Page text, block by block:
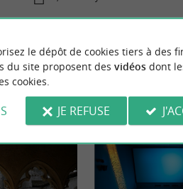
PALAIS-
le dépôt de cookies tiers à des
du site proposent des vidéosdont
cookies.
JE REFUSE